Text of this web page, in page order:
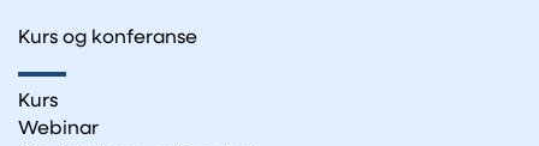
Kurs og konferanse
Kurs
Webinar